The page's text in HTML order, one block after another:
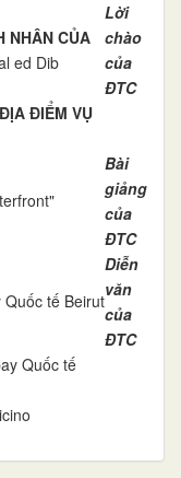
NHÂN CỦA
ed Dib
Lời
chào
của
ĐTC
ĐIỂM VỤ
Bài
giảng
của
ĐTC
Quốc tế Beirut
Diễn
văn
của
ĐTC
Quốc tế